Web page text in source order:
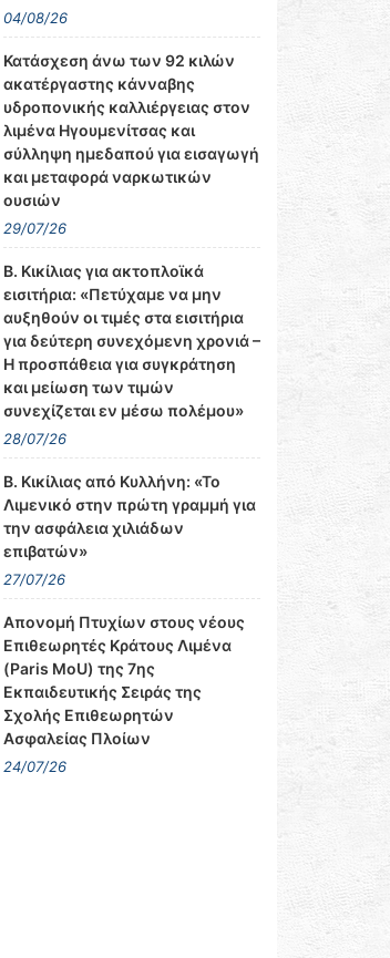
04/08/26
Κατάσχεση άνω των 92 κιλών
ακατέργαστης κάνναβης
υδροπονικής καλλιέργειας στον
λιμένα Ηγουμενίτσας και
σύλληψη ημεδαπού για εισαγωγή
και μεταφορά ναρκωτικών
ουσιών
29/07/26
Β. Κικίλιας για ακτοπλοϊκά
εισιτήρια: «Πετύχαμε να μην
αυξηθούν οι τιμές στα εισιτήρια
για δεύτερη συνεχόμενη χρονιά –
Η προσπάθεια για συγκράτηση
και μείωση των τιμών
συνεχίζεται εν μέσω πολέμου»
28/07/26
Β. Κικίλιας από Κυλλήνη: «Το
Λιμενικό στην πρώτη γραμμή για
την ασφάλεια χιλιάδων
επιβατών»
27/07/26
Απονομή Πτυχίων στους νέους
Επιθεωρητές Κράτους Λιμένα
(Paris MoU) της 7ης
Εκπαιδευτικής Σειράς της
Σχολής Επιθεωρητών
Ασφαλείας Πλοίων
24/07/26